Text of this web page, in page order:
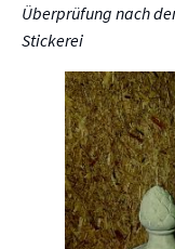
Überprüfung nach
Stickerei